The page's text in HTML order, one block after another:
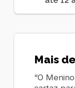
Mais
“O